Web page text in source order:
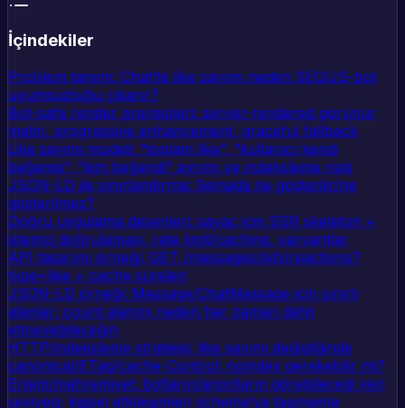
İçindekiler
Problem tanımı: Chat’te like sayımı neden SEO/JS-bot
uyumsuzluğu çıkarır?
Bot-safe render prensipleri: server-rendered görünür
metin, progressive enhancement, graceful fallback
Like sayımı modeli: “toplam like”, “kullanıcı kendi
beğenisi”, “kim beğendi” ayrımı ve indeksleme riski
JSON-LD ile sınırlandırma: Şemada ne gösterilir/ne
gösterilmez?
Doğru uygulama desenleri: sayaç için SSR skeleton +
istemci doğrulaması, rate limit/caching, varyantlar
API tasarımı örneği: GET /messages/{id}/reactions?
type=like + cache süreleri
JSON-LD örneği: Message/ChatMessage için sınırlı
alanlar; count alanını neden her zaman dahil
etmeyebileceğin
HTTP/indeksleme stratejisi: like sayımı değiştiğinde
canonical/ETag/cache-Control; noindex gerekebilir mi?
Erişim/mahremiyet: botların/anonların görebileceği veri
seviyesi; kişisel etkileşimleri schema’ya taşımama